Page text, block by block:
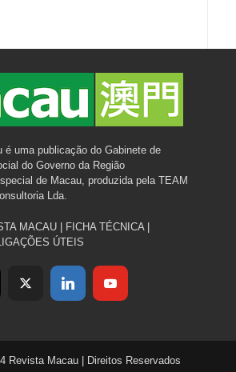
é uma publicação do Gabinete de
do Governo da Região
de Macau, produzida pela TEAM
Lda.
MACAU| FICHA TÉCNICA|
ÚTEIS
Revista Macau | Direitos Reservados